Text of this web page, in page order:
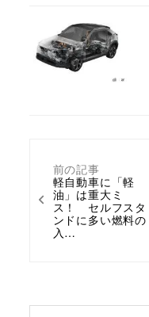
前の記事
軽自動車に「軽
油」は重大ミ
ス！ セルフスタ
ンドに多い燃料の
入…